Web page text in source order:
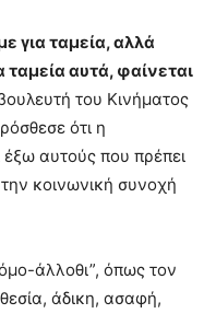
για ταμεία, αλλά
ταμεία αυτά, φαίνεται
του Κινήματος
ότι η
αυτούς που πρέπει
κοινωνική συνοχή
άλλοθι”, όπως τον
άδικη, ασαφή,